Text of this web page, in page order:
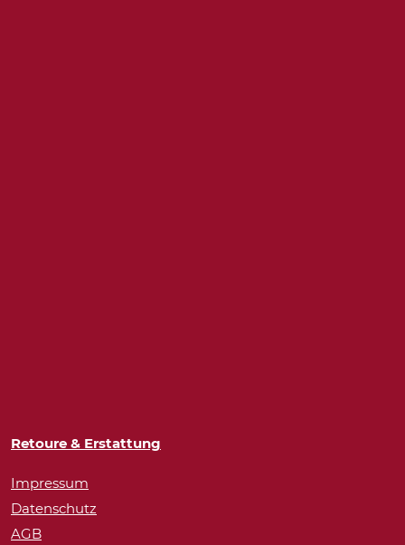
Retoure & Erstattung
Impressum
Datenschutz
AGB